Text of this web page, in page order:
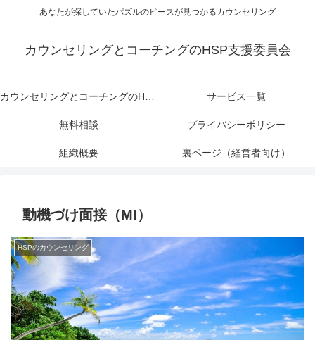
あなたが探していたパズルのピースが見つかるカウンセリング
カウンセリングとコーチングのHSP支援委員会
カウンセリングとコーチングのHSP支援委員会 サービス一覧
無料相談 プライバシーポリシー
組織概要 裏ページ（経営者向け）
動機づけ面接（MI）
HSPのカウンセリング